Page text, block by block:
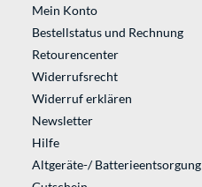
Mein Konto
Bestellstatus und Rechnung
Retourencenter
Widerrufsrecht
Widerruf erklären
Newsletter
Hilfe
Altgeräte-/ Batterieentsorgung